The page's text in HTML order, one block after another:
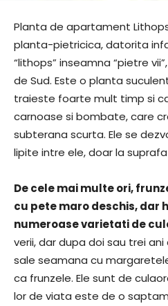
Planta de apartament
planta-pietricica, datorita
“lithops” inseamna “pietre
de Sud. Este o planta
traieste foarte mult timp si
carnoase si bombate, care
subterana scurta. Ele se
lipite intre ele, doar la
De cele mai multe ori,
cu pete maro deschis, dar
numeroase varietati de
verii, dar dupa doi sau trei
sale seamana cu
ca frunzele. Ele sunt de
lor de viata este de o